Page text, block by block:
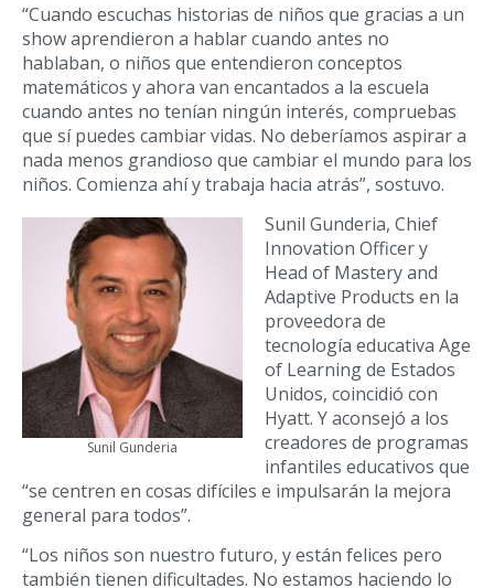
“Cuando escuchas historias de niños que gracias a un
show aprendieron a hablar cuando antes no
hablaban, o niños que entendieron conceptos
matemáticos y ahora van encantados a la escuela
cuando antes no tenían ningún interés, compruebas
que sí puedes cambiar vidas. No deberíamos aspirar a
nada menos grandioso que cambiar el mundo para los
niños. Comienza ahí y trabaja hacia atrás”, sostuvo.
Sunil Gunderia
Sunil Gunderia, Chief
Innovation Officer y
Head of Mastery and
Adaptive Products en la
proveedora de
tecnología educativa Age
of Learning de Estados
Unidos, coincidió con
Hyatt. Y aconsejó a los
creadores de programas
infantiles educativos que
“se centren en cosas difíciles e impulsarán la mejora
general para todos”.
“Los niños son nuestro futuro, y están felices pero
también tienen dificultades. No estamos haciendo lo